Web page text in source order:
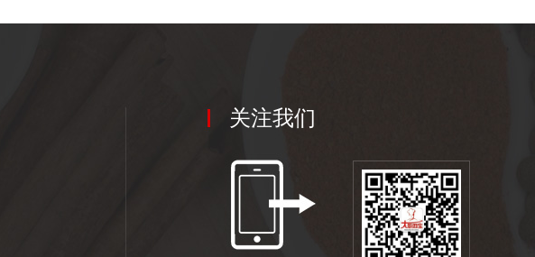
关注我们